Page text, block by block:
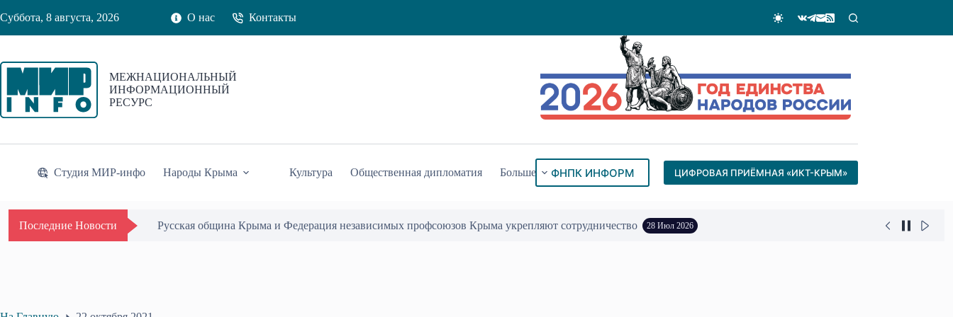
к
Суббота, 8 августа, 2026 О нас Контакты
МЕЖНАЦИОНАЛЬНЫЙ
ИНФОРМАЦИОННЫЙ
РЕСУРС
Студия МИР-инфо Народы Крыма Культура Общественная дипломатия Больше ФНПК ИНФОРМ ЦИФРОВАЯ ПРИЁМНАЯ «ИКТ-КРЫМ»
Последние Новости Русская община Крыма и Федерация независимых профсоюзов Крыма укрепляют сотрудничество 28 Июл 2026